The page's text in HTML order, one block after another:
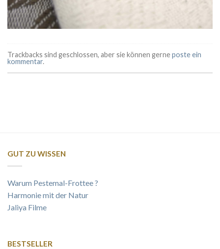
Trackbacks sind geschlossen, aber sie können gerneposte ein
kommentar.
GUT ZU WISSEN
Warum Pestemal-Frottee ?
Harmonie mit der Natur
Jaliya Filme
BESTSELLER